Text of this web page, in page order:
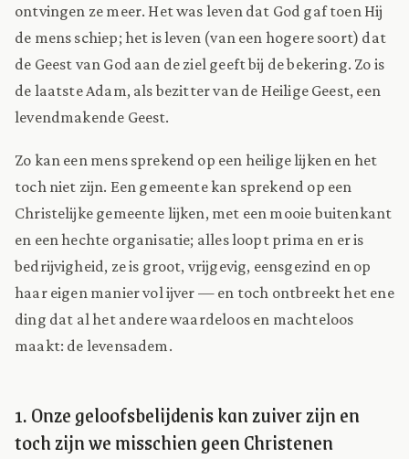
ontvingen ze meer. Het was leven dat God gaf toen Hij
de mens schiep; het is leven (van een hogere soort) dat
de Geest van God aan de ziel geeft bij de bekering. Zo is
de laatste Adam, als bezitter van de Heilige Geest, een
levendmakende Geest.
Zo kan een mens sprekend op een heilige lijken en het
toch niet zijn. Een gemeente kan sprekend op een
Christelijke gemeente lijken, met een mooie buitenkant
en een hechte organisatie; alles loopt prima en er is
bedrijvigheid, ze is groot, vrijgevig, eensgezind en op
haar eigen manier vol ijver — en toch ontbreekt het ene
ding dat al het andere waardeloos en machteloos
maakt: de levensadem.
1. Onze geloofsbelijdenis kan zuiver zijn en
toch zijn we misschien geen Christenen